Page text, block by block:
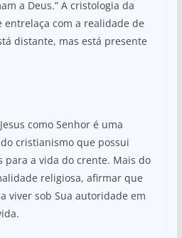
a Deus.” A cristologia da
com a realidade de
distante, mas está presente
como Senhor é uma
cristianismo que possui
para a vida do crente. Mais do
religiosa, afirmar que
viver sob Sua autoridade em